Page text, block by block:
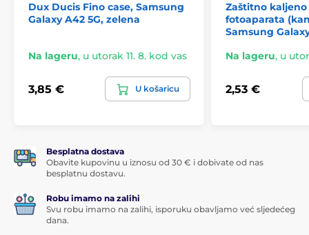
Dux Ducis Fino case, Samsung
Galaxy A42 5G, zelena
Na lageru, u utorak 11. 8. kod vas
3,85 € U košaricu
Zaštitno
fotoaparata
Samsung
Na lageru, u
2,53 €
Besplatna dostava
Obavite kupovinu u iznosu od 30 € i dobivate od nas
besplatnu dostavu.
Robu imamo na zalihi
Svu robu imamo na zalihi, isporuku obavljamo već sljedećeg
dana.